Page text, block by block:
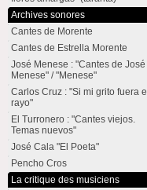
Archives sonores
Cantes de Morente
Cantes de Estrella Morente
José Menese : "Cantes de José
Menese" / "Menese"
Carlos Cruz : "Si mi grito fuera el
rayo"
El Turronero : "Cantes viejos.
Temas nuevos"
José Cala "El Poeta"
Pencho Cros
La critique des musiciens